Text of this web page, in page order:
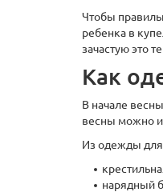
Чтобы
ребенка в
зачастую это
Как
В начале
весны можно
Из одежды для
нарядный